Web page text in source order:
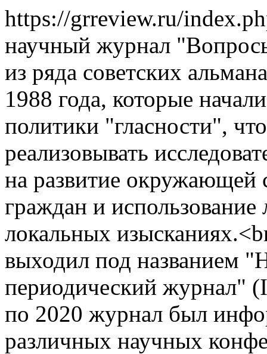
https://grreview.ru/
научный журнал
из ряда советских
1988 года, которые
политики "гласности",
реализовывать
на развитие
граждан и
локальных
выходил под названием
периодический журнал"
по 2020 журнал был
различных научных